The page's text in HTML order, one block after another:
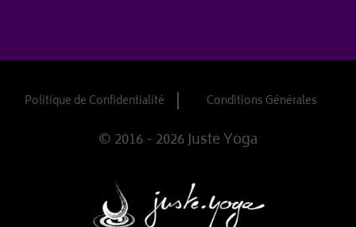
Politique de Confidentialité Conditions Générales
© 2016 - 2026 Juste Yoga